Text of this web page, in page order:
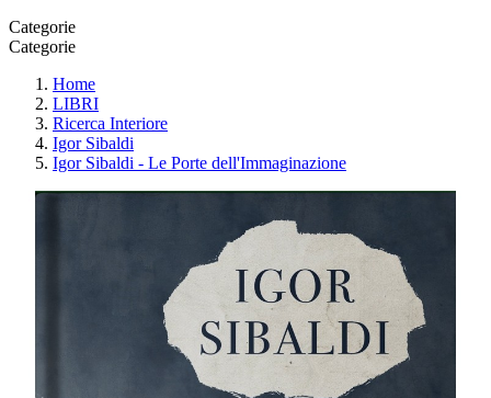
Categorie
Categorie
Home
LIBRI
Ricerca Interiore
Igor Sibaldi
Igor Sibaldi - Le Porte dell'Immaginazione